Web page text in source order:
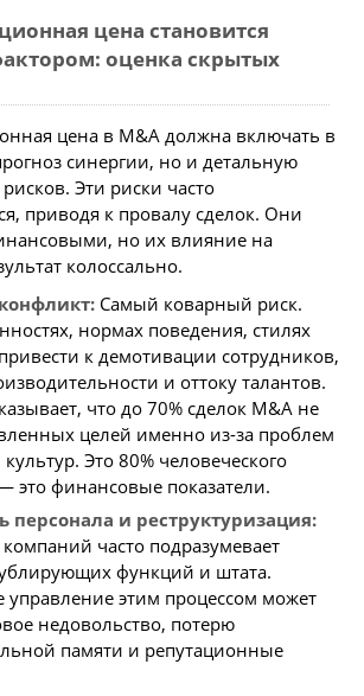
цена становится
оценка скрытых
цена в M&A должна включать в
синергии, но и детальную
Эти риски часто
приводя к провалу сделок. Они
но их влияние на
колоссально.
Самый коварный риск.
нормах поведения, стилях
к демотивации сотрудников,
и оттоку талантов.
что до 70% сделок M&A не
целей именно из-за проблем
Это 80% человеческого
это финансовые показатели.
персонала и реструктуризация:
часто подразумевает
функций и штата.
управление этим процессом может
недовольство, потерю
памяти и репутационные